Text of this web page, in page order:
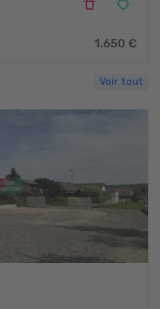
1.650 €
Voir tout